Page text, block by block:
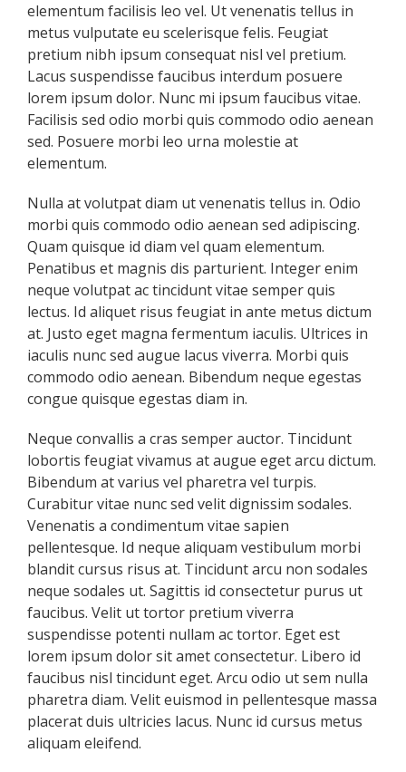
elementum facilisis leo vel. Ut venenatis tellus in
metus vulputate eu scelerisque felis. Feugiat
pretium nibh ipsum consequat nisl vel pretium.
Lacus suspendisse faucibus interdum posuere
lorem ipsum dolor. Nunc mi ipsum faucibus vitae.
Facilisis sed odio morbi quis commodo odio aenean
sed. Posuere morbi leo urna molestie at
elementum.
Nulla at volutpat diam ut venenatis tellus in. Odio
morbi quis commodo odio aenean sed adipiscing.
Quam quisque id diam vel quam elementum.
Penatibus et magnis dis parturient. Integer enim
neque volutpat ac tincidunt vitae semper quis
lectus. Id aliquet risus feugiat in ante metus dictum
at. Justo eget magna fermentum iaculis. Ultrices in
iaculis nunc sed augue lacus viverra. Morbi quis
commodo odio aenean. Bibendum neque egestas
congue quisque egestas diam in.
Neque convallis a cras semper auctor. Tincidunt
lobortis feugiat vivamus at augue eget arcu dictum.
Bibendum at varius vel pharetra vel turpis.
Curabitur vitae nunc sed velit dignissim sodales.
Venenatis a condimentum vitae sapien
pellentesque. Id neque aliquam vestibulum morbi
blandit cursus risus at. Tincidunt arcu non sodales
neque sodales ut. Sagittis id consectetur purus ut
faucibus. Velit ut tortor pretium viverra
suspendisse potenti nullam ac tortor. Eget est
lorem ipsum dolor sit amet consectetur. Libero id
faucibus nisl tincidunt eget. Arcu odio ut sem nulla
pharetra diam. Velit euismod in pellentesque massa
placerat duis ultricies lacus. Nunc id cursus metus
aliquam eleifend.